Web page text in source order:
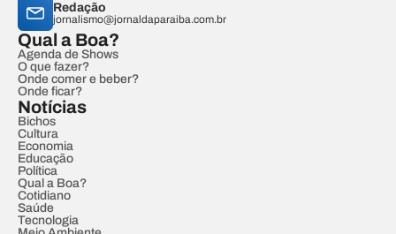
Redação
jornalismo@jornaldaparaiba.com.br
Qual a Boa?
Agenda de Shows
O que fazer?
Onde comer e beber?
Onde ficar?
Notícias
Bichos
Cultura
Economia
Educação
Política
Qual a Boa?
Cotidiano
Saúde
Tecnologia